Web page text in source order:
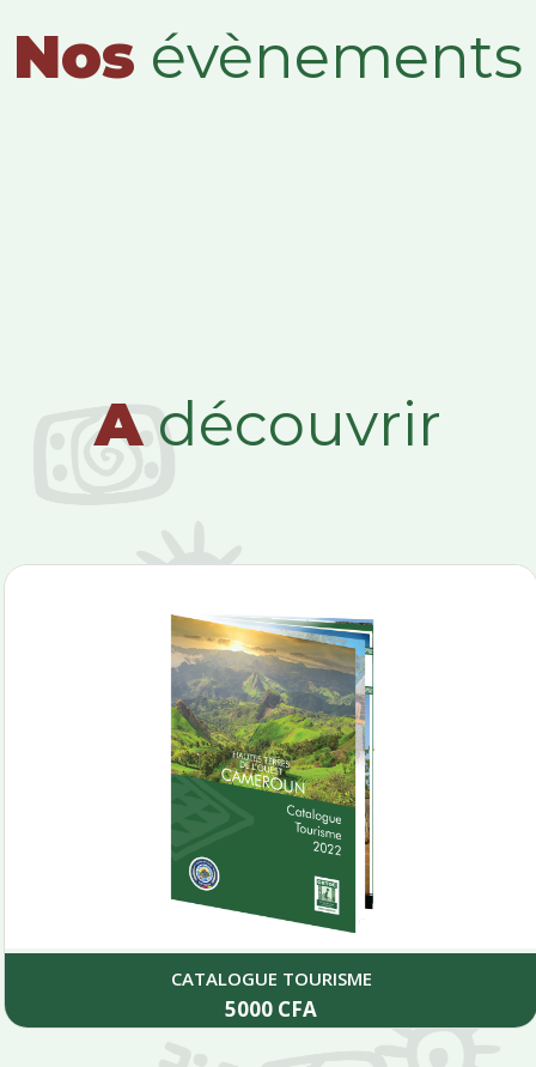
Nos évènements
Adécouvrir
CATALOGUE TOURISME
5000 CFA